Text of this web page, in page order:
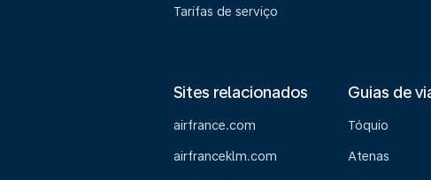
Tarifas de serviço
Sites relacionados
airfrance.com
airfranceklm.com
Guias de
Tóquio
Atenas